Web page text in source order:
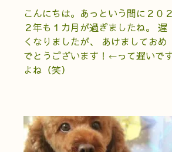
こんにちは。あっという間に２０２
２年も１カ月が過ぎましたね。 遅
くなりましたが、 あけましておめ
でとうございます！←って遅いで
よね（笑）